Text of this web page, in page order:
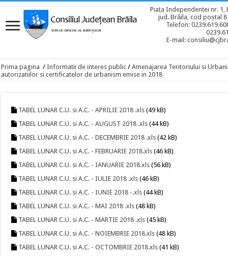
Piața Independenței nr. 1,
jud. Brăila, cod poștal
Telefon:
E-mail:
Prima pagina / Informatii de interes public / Amenajarea Teritoriului si
autorizatiilor si certificatelor de urbanism emise in 2018
TABEL LUNAR C.U. si A.C. - APRILIE 2018 .xls (49 kB)
TABEL LUNAR C.U. si A.C. - AUGUST 2018 .xls (44 kB)
TABEL LUNAR C.U. si A.C. - DECEMBRIE 2018 .xls (42 kB)
TABEL LUNAR C.U. si A.C. - FEBRUARIE 2018.xls (46 kB)
TABEL LUNAR C.U. si A.C. - IANUARIE 2018.xls (56 kB)
TABEL LUNAR C.U. si A.C. - IULIE 2018 .xls (46 kB)
TABEL LUNAR C.U. si A.C. - IUNIE 2018 -.xls (44 kB)
TABEL LUNAR C.U. si A.C. - MAI 2018 .xls (48 kB)
TABEL LUNAR C.U. si A.C. - MARTIE 2018 .xls (45 kB)
TABEL LUNAR C.U. si A.C. - NOIEMBRIE 2018.xls (48 kB)
TABEL LUNAR C.U. si A.C. - OCTOMBRIE 2018.xls (41 kB)